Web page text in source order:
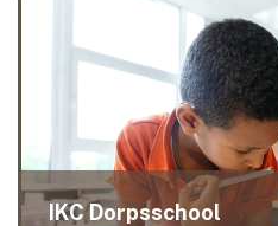
IKC Dorpsschool